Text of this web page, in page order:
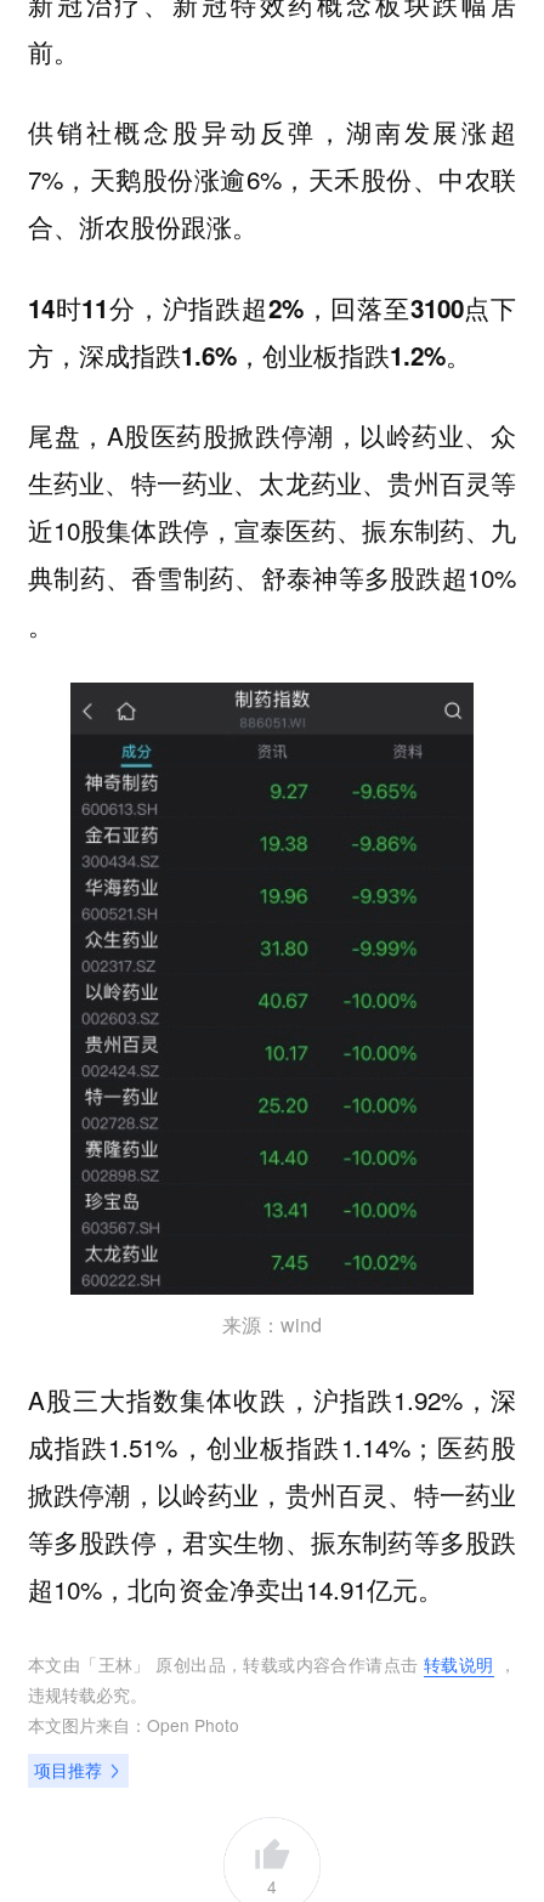
前。
供销社概念股异动反弹，湖南发展涨超
7%，天鹅股份涨逾6%，天禾股份、中农联
合、浙农股份跟涨。
14时11分，沪指跌超2%，回落至3100点下
方，深成指跌1.6%，创业板指跌1.2%。
尾盘，A股医药股掀跌停潮，以岭药业、众
生药业、特一药业、太龙药业、贵州百灵等
近10股集体跌停，宣泰医药、振东制药、九
典制药、香雪制药、舒泰神等多股跌超10%
。
来源：wind
A股三大指数集体收跌，沪指跌1.92%，深
成指跌1.51%，创业板指跌1.14%；医药股
掀跌停潮，以岭药业，贵州百灵、特一药业
等多股跌停，君实生物、振东制药等多股跌
超10%，北向资金净卖出14.91亿元。
本文由「 王林 」 原创出品，转载或内容合作请点击 转载说明 ，
违规转载必究。
本文图片来自： Open Photo
项目推荐
4